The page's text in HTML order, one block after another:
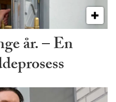
år. – En